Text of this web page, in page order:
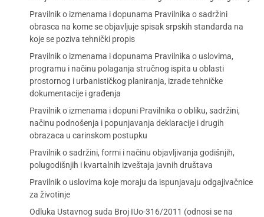
Pravilnik o izmenama i dopunama Pravilnika o sadržini
obrasca na kome se objavljuje spisak srpskih standarda na
koje se poziva tehnički propis
Pravilnik o izmenama i dopunama Pravilnika o uslovima,
programu i načinu polaganja stručnog ispita u oblasti
prostornog i urbanističkog planiranja, izrade tehničke
dokumentacije i građenja
Pravilnik o izmenama i dopuni Pravilnika o obliku, sadržini,
načinu podnošenja i popunjavanja deklaracije i drugih
obrazaca u carinskom postupku
Pravilnik o sadržini, formi i načinu objavljivanja godišnjih,
polugodišnjih i kvartalnih izveštaja javnih društava
Pravilnik o uslovima koje moraju da ispunjavaju odgajivačnice
za životinje
Odluka Ustavnog suda Broj IUo-316/2011 (odnosi se na